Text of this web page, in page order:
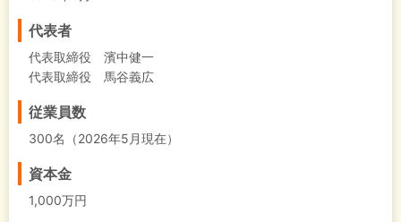
代表者
代表取締役 濱中健一
代表取締役 馬谷義広
従業員数
300名（2026年5月現在）
資本金
1,000万円